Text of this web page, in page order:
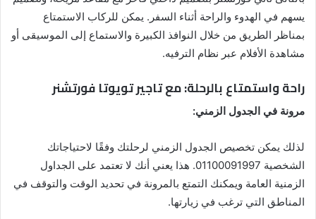
يسهم في الهدوء والراحة أثناء السفر. يمكن للركاب الاستمتاع
بمناظر الطريق من خلال النوافذ الكبيرة والاستماع إلى الموسيقى أو
مشاهدة الأفلام عبر نظام الترفيه.
راحة واستمتاع بالرحلة:مع تاجير تويوتا فورتشنر
مرونة في الجدول الزمني:
لذلك يمكن تخصيص الجدول الزمني لرحلتك وفقًا لاحتياجاتك
الشخصية 01100091997. هذا يعني أنك لا تعتمد على الجداول
الزمنية العامة ويمكنك التمتع بالمرونة في تحديد الوقت والتوقف في
المناطق التي ترغب في زيارتها.